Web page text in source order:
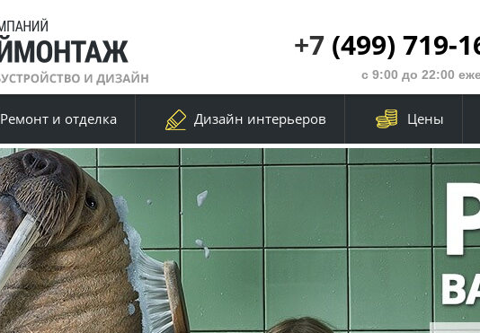
+7(499) 719-
с 9:00 до 22:00
Ремонт и отделка Дизайн интерьеров Цены